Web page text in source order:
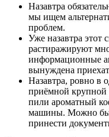
Назавтра
мы ищем
проблем.
Уже назавтра этот
растиражируют
информационные
вынуждена
Назавтра, ровно в
приёмной крупной
пили ароматный
машины. Можно
принести